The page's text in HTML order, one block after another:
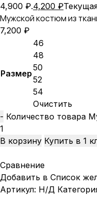
4,900 ₽.4,200 ₽
Мужской костюм из
7,200 ₽
Размер
46
48
50
52
54
Очистить
Количество товара
В корзину Купить в 1
Сравнение
Добавить в Список
Артикул: Н/Д